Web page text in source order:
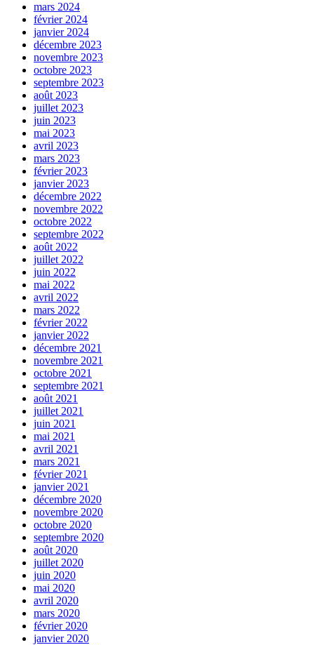
mars 2024
février 2024
janvier 2024
décembre 2023
novembre 2023
octobre 2023
septembre 2023
août 2023
juillet 2023
juin 2023
mai 2023
avril 2023
mars 2023
février 2023
janvier 2023
décembre 2022
novembre 2022
octobre 2022
septembre 2022
août 2022
juillet 2022
juin 2022
mai 2022
avril 2022
mars 2022
février 2022
janvier 2022
décembre 2021
novembre 2021
octobre 2021
septembre 2021
août 2021
juillet 2021
juin 2021
mai 2021
avril 2021
mars 2021
février 2021
janvier 2021
décembre 2020
novembre 2020
octobre 2020
septembre 2020
août 2020
juillet 2020
juin 2020
mai 2020
avril 2020
mars 2020
février 2020
janvier 2020